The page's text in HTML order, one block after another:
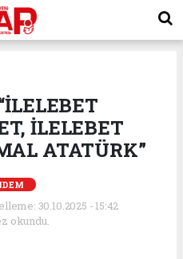
İLELEBET
ATATÜRK”
30.10.2025 - 15:42
okundu.